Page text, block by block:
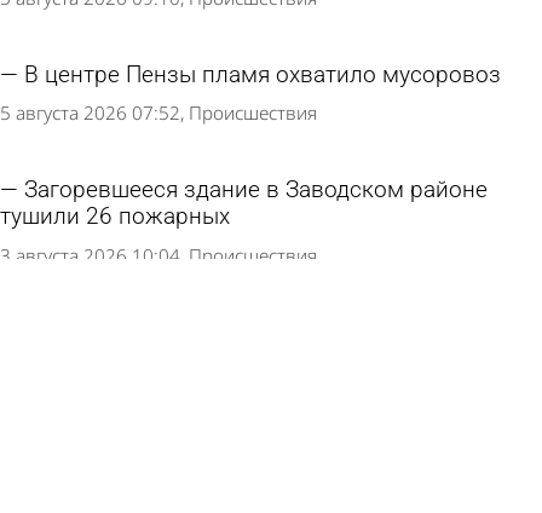
В центре Пензы пламя охватило мусоровоз
5 августа 2026 07:52 Происшествия
Загоревшееся здание в Заводском районе
тушили 26 пожарных
3 августа 2026 10:04 Происшествия